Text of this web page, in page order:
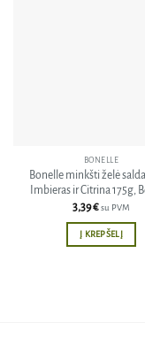
BONELLE
Bonelle minkšti želė
Imbieras ir Citrina 175g,
3,39€su PVM
Į KREPŠELĮ